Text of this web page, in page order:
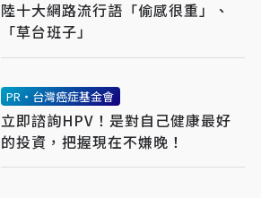
陸十大網路流行語「偷感很重」、
「草台班子」
PR・台灣癌症基金會
立即諮詢HPV！是對自己健康最好
的投資，把握現在不嫌晚！